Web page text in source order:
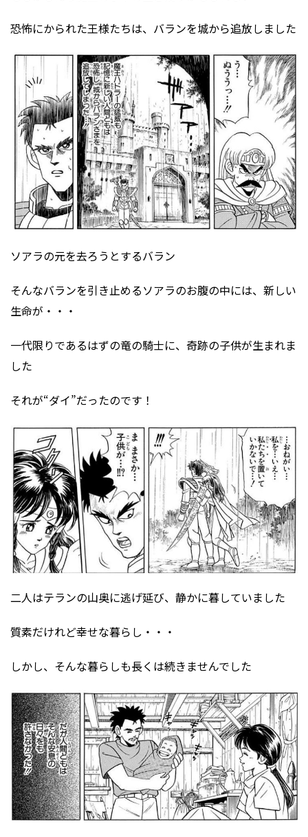
恐怖にかられた王様たちは、バランを城から追放しました
ソアラの元を去ろうとするバラン
そんなバランを引き止めるソアラのお腹の中には、新しい
生命が・・・
一代限りであるはずの竜の騎士に、奇跡の子供が生まれま
した
それが“ダイ”だったのです！
二人はテランの山奥に逃げ延び、静かに暮していました
質素だけれど幸せな暮らし・・・
しかし、そんな暮らしも長くは続きませんでした